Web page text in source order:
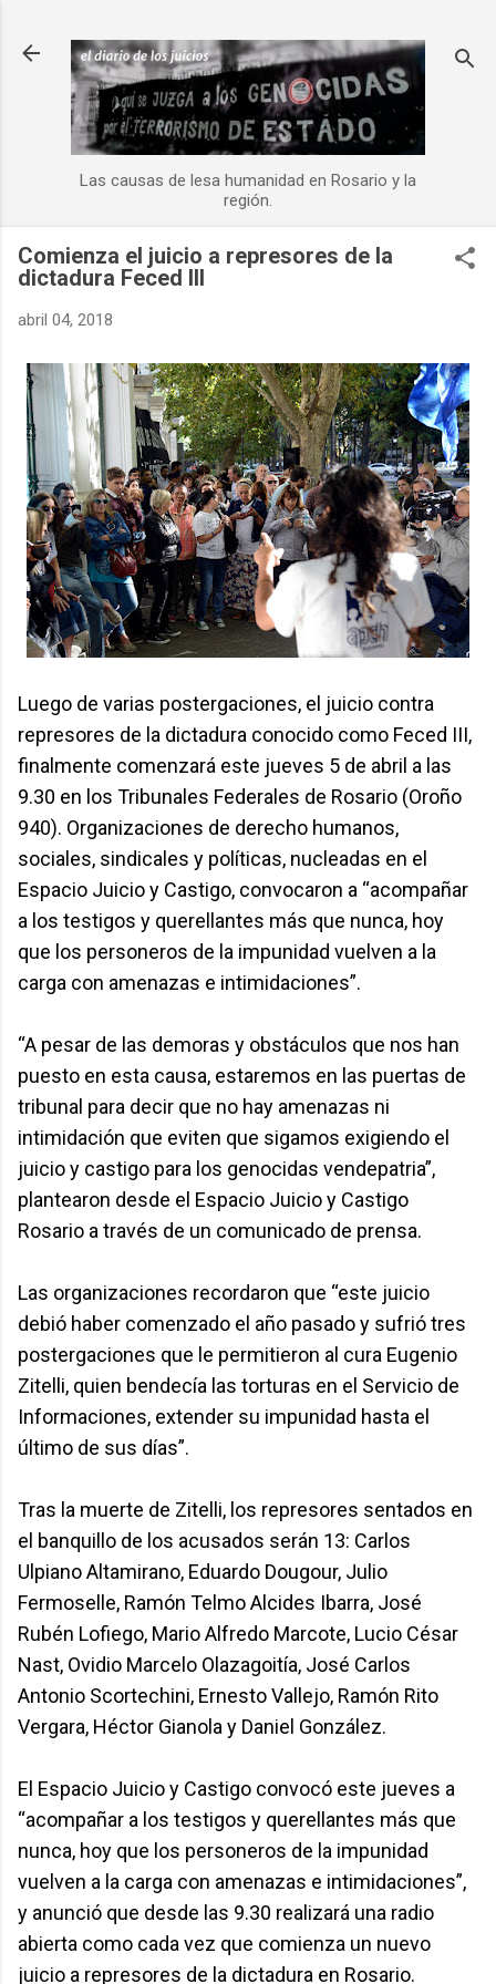
Las causas de lesa humanidad en Rosario y la
región.
Comienza el juicio a represores de la
dictadura Feced III
abril 04, 2018
Luego de varias postergaciones, el juicio contra
represores de la dictadura conocido como Feced III,
finalmente comenzará este jueves 5 de abril a las
9.30 en los Tribunales Federales de Rosario (Oroño
940). Organizaciones de derecho humanos,
sociales, sindicales y políticas, nucleadas en el
Espacio Juicio y Castigo, convocaron a “acompañar
a los testigos y querellantes más que nunca, hoy
que los personeros de la impunidad vuelven a la
carga con amenazas e intimidaciones”.
“A pesar de las demoras y obstáculos que nos han
puesto en esta causa, estaremos en las puertas de
tribunal para decir que no hay amenazas ni
intimidación que eviten que sigamos exigiendo el
juicio y castigo para los genocidas vendepatria”,
plantearon desde el Espacio Juicio y Castigo
Rosario a través de un comunicado de prensa.
Las organizaciones recordaron que “este juicio
debió haber comenzado el año pasado y sufrió tres
postergaciones que le permitieron al cura Eugenio
Zitelli, quien bendecía las torturas en el Servicio de
Informaciones, extender su impunidad hasta el
último de sus días”.
Tras la muerte de Zitelli, los represores sentados en
el banquillo de los acusados serán 13: Carlos
Ulpiano Altamirano, Eduardo Dougour, Julio
Fermoselle, Ramón Telmo Alcides Ibarra, José
Rubén Lofiego, Mario Alfredo Marcote, Lucio César
Nast, Ovidio Marcelo Olazagoitía, José Carlos
Antonio Scortechini, Ernesto Vallejo, Ramón Rito
Vergara, Héctor Gianola y Daniel González.
El Espacio Juicio y Castigo convocó este jueves a
“acompañar a los testigos y querellantes más que
nunca, hoy que los personeros de la impunidad
vuelven a la carga con amenazas e intimidaciones”,
y anunció que desde las 9.30 realizará una radio
abierta como cada vez que comienza un nuevo
juicio a represores de la dictadura en Rosario.